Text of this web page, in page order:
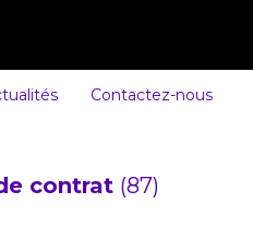
Contactez-nous
contrat (87)